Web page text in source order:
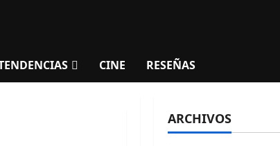
CINE RESEÑAS
ARCHIVOS